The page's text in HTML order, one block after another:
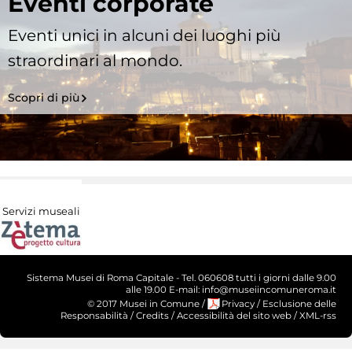
Eventi unici in alcuni dei luoghi più
straordinari al mondo.
Scopri di più
Servizi museali
Sistema Musei di Roma Capitale - Tel. 060608 tutti i giorni dalle 9.00
alle 19.00 E-mail: info@museiincomuneroma.it
© 2017 Musei in Comune / Privacy / Esclusione delle
Responsabilità / Credits / Accessibilità del sito web / XML-rss